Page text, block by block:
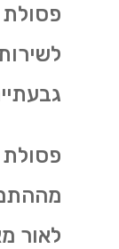
פסולת
לאור